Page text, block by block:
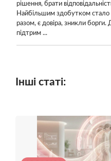
рішення, брати
Найбільшим здобутком стало
разом, є довіра, зникли борги.
підтрим ...
Інші статі: